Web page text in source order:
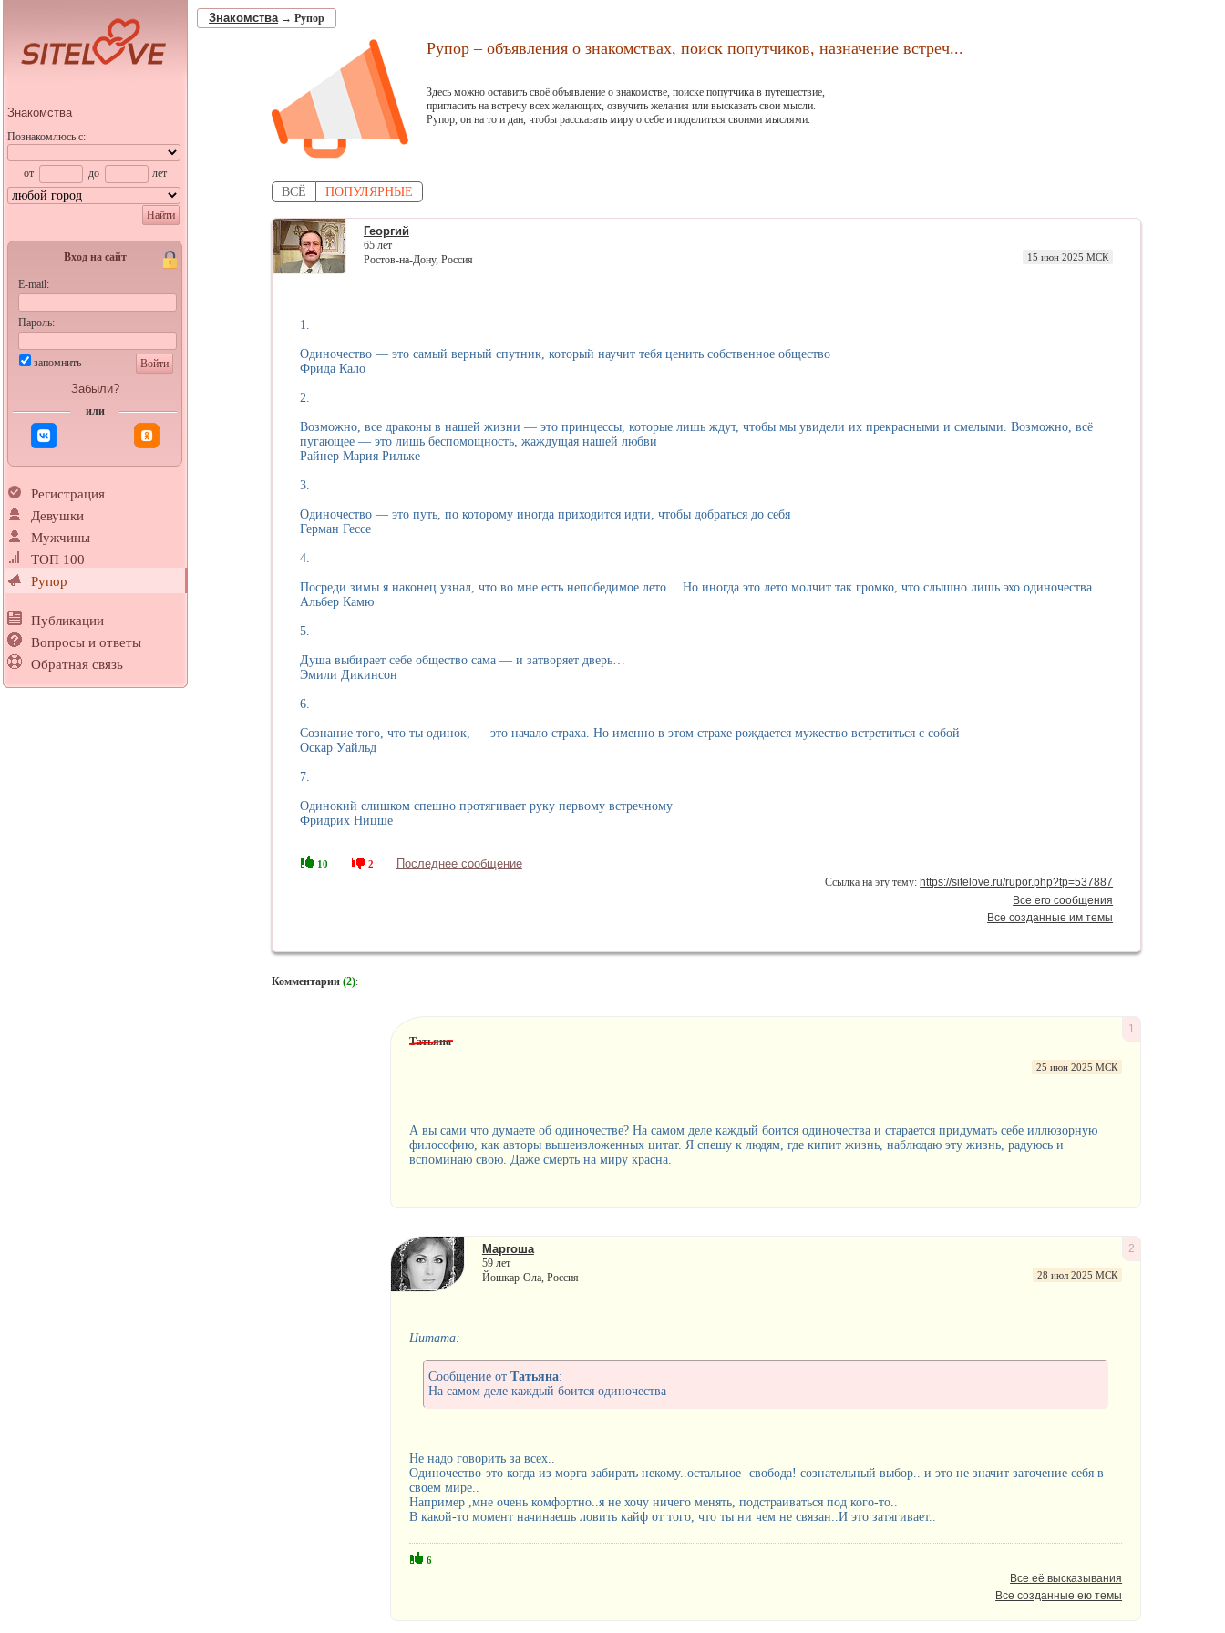
Знакомства
Познакомлюсь с:
от до лет
Найти
Вход на сайт
E-mail:
Пароль:
запомнить Войти
Забыли?
или
Регистрация
Девушки
Мужчины
ТОП 100
Рупор
Публикации
Вопросы и ответы
Обратная связь
Знакомства→ Рупор
Рупор – объявления о знакомствах, поиск попутчиков, назначение встреч...
Здесь можно оставить своё объявление о знакомстве, поиске попутчика в путешествие,
пригласить на встречу всех желающих, озвучить желания или высказать свои мысли.
Рупор, он на то и дан, чтобы рассказать миру о себе и поделиться своими мыслями.
ВСЁ ПОПУЛЯРНЫЕ
Георгий
65 лет
Ростов-на-Дону, Россия
15 июн 2025 МСК
1.
Одиночество — это самый верный спутник, который научит тебя ценить собственное общество
Фрида Кало
2.
Возможно, все драконы в нашей жизни — это принцессы, которые лишь ждут, чтобы мы увидели их прекрасными и смелыми. Возможно, всё
пугающее — это лишь беспомощность, жаждущая нашей любви
Райнер Мария Рильке
3.
Одиночество — это путь, по которому иногда приходится идти, чтобы добраться до себя
Герман Гессе
4.
Посреди зимы я наконец узнал, что во мне есть непобедимое лето… Но иногда это лето молчит так громко, что слышно лишь эхо одиночества
Альбер Камю
5.
Душа выбирает себе общество сама — и затворяет дверь…
Эмили Дикинсон
6.
Сознание того, что ты одинок, — это начало страха. Но именно в этом страхе рождается мужество встретиться с собой
Оскар Уайльд
7.
Одинокий слишком спешно протягивает руку первому встречному
Фридрих Ницше
10 2 Последнее сообщение
Ссылка на эту тему: https://sitelove.ru/rupor.php?tp=537887
Все его сообщения
Все созданные им темы
Комментарии (2):
1
Татьяна
25 июн 2025 МСК
А вы сами что думаете об одиночестве? На самом деле каждый боится одиночества и старается придумать себе иллюзорную
философию, как авторы вышеизложенных цитат. Я спешу к людям, где кипит жизнь, наблюдаю эту жизнь, радуюсь и
вспоминаю свою. Даже смерть на миру красна.
2
Маргоша
59 лет
Йошкар-Ола, Россия
28 июл 2025 МСК
Цитата:
Сообщение от Татьяна:
На самом деле каждый боится одиночества
Не надо говорить за всех..
Одиночество-это когда из морга забирать некому..остальное- свобода! сознательный выбор.. и это не значит заточение себя в
своем мире..
Например ,мне очень комфортно..я не хочу ничего менять, подстраиваться под кого-то..
В какой-то момент начинаешь ловить кайф от того, что ты ни чем не связан..И это затягивает..
6
Все её высказывания
Все созданные ею темы